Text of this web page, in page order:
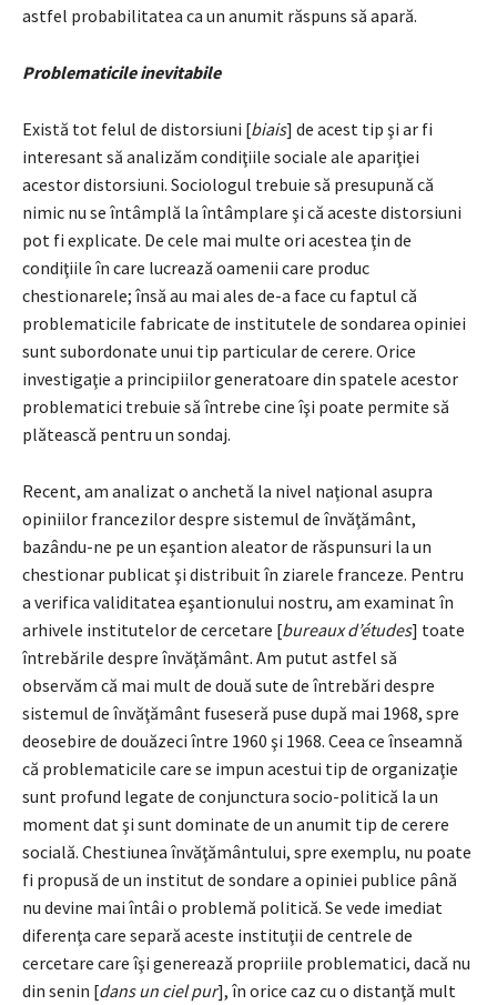
astfel probabilitatea ca un anumit răspuns să apară.
Problematicile inevitabile
Există tot felul de distorsiuni [biais] de acest tip şi ar fi
interesant să analizăm condiţiile sociale ale apariţiei
acestor distorsiuni. Sociologul trebuie să presupună că
nimic nu se întâmplă la întâmplare şi că aceste distorsiuni
pot fi explicate. De cele mai multe ori acestea ţin de
condiţiile în care lucrează oamenii care produc
chestionarele; însă au mai ales de-a face cu faptul că
problematicile fabricate de institutele de sondarea opiniei
sunt subordonate unui tip particular de cerere. Orice
investigaţie a principiilor generatoare din spatele acestor
problematici trebuie să întrebe cine îşi poate permite să
plătească pentru un sondaj.
Recent, am analizat o anchetă la nivel naţional asupra
opiniilor francezilor despre sistemul de învăţământ,
bazându-ne pe un eşantion aleator de răspunsuri la un
chestionar publicat şi distribuit în ziarele franceze. Pentru
a verifica validitatea eşantionului nostru, am examinat în
arhivele institutelor de cercetare [bureaux d’études] toate
întrebările despre învăţământ. Am putut astfel să
observăm că mai mult de două sute de întrebări despre
sistemul de învăţământ fuseseră puse după mai 1968, spre
deosebire de douăzeci între 1960 şi 1968. Ceea ce înseamnă
că problematicile care se impun acestui tip de organizaţie
sunt profund legate de conjunctura socio-politică la un
moment dat şi sunt dominate de un anumit tip de cerere
socială. Chestiunea învăţământului, spre exemplu, nu poate
fi propusă de un institut de sondare a opiniei publice până
nu devine mai întâi o problemă politică. Se vede imediat
diferenţa care separă aceste instituţii de centrele de
cercetare care îşi generează propriile problematici, dacă nu
din senin [dans un ciel pur], în orice caz cu o distanţă mult